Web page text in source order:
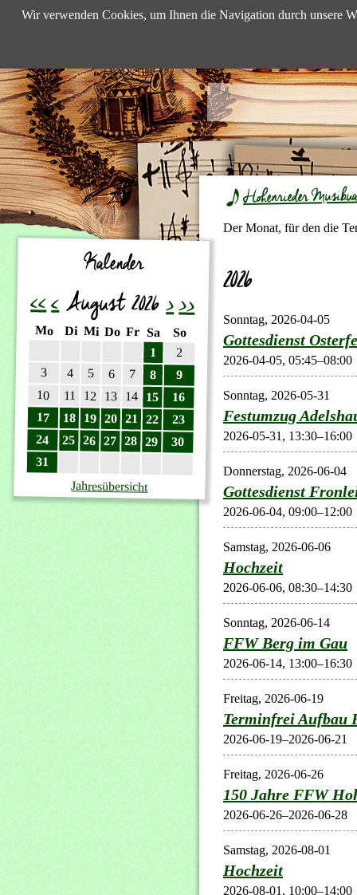
Hohenrieder
Der Monat, für den die
2026
Sonntag, 2026-04-05
Gottesdienst
2026-04-05, 05:45–08:00
Sonntag, 2026-05-31
Festumzug
2026-05-31, 13:30–16:00
Donnerstag, 2026-06-04
Gottesdienst
2026-06-04, 09:00–12:00
Samstag, 2026-06-06
Hochzeit
2026-06-06, 08:30–14:30
Sonntag, 2026-06-14
FFW Berg im Gau
2026-06-14, 13:00–16:30
Freitag, 2026-06-19
Terminfrei Aufbau
2026-06-19–2026-06-21
Freitag, 2026-06-26
150 Jahre FFW
2026-06-26–2026-06-28
Samstag, 2026-08-01
Hochzeit
2026-08-01, 10:00–14:00
Kalender
<<<August 2026>>>
Montag
Dienstag
Mittwoch
Donnerstag
Freitag
Samstag
Sonntag
1 2
3 4 5 6 7 8 9
10 11 12 13 14 15 16
17 18 19 20 21 22 23
24 25 26 27 28 29
30
31
Jahresübersicht
Wir verwenden Cookies, um Ihnen die Navigation durch unsere